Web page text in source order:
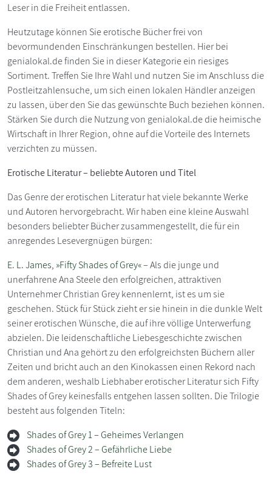
Leser in die Freiheit entlassen.
Heutzutage können Sie erotische Bücher frei von
bevormundenden Einschränkungen bestellen. Hier bei
genialokal.de finden Sie in dieser Kategorie ein riesiges
Sortiment. Treffen Sie Ihre Wahl und nutzen Sie im Anschluss die
Postleitzahlensuche, um sich einen lokalen Händler anzeigen
zu lassen, über den Sie das gewünschte Buch beziehen können.
Stärken Sie durch die Nutzung von genialokal.de die heimische
Wirtschaft in Ihrer Region, ohne auf die Vorteile des Internets
verzichten zu müssen.
Erotische Literatur – beliebte Autoren und Titel
Das Genre der erotischen Literatur hat viele bekannte Werke
und Autoren hervorgebracht. Wir haben eine kleine Auswahl
besonders beliebter Bücher zusammengestellt, die für ein
anregendes Lesevergnügen bürgen:
E. L. James, »Fifty Shades of Grey«– Als die junge und
unerfahrene Ana Steele den erfolgreichen, attraktiven
Unternehmer Christian Grey kennenlernt, ist es um sie
geschehen. Stück für Stück zieht er sie hinein in die dunkle Welt
seiner erotischen Wünsche, die auf ihre völlige Unterwerfung
abzielen. Die leidenschaftliche Liebesgeschichte zwischen
Christian und Ana gehört zu den erfolgreichsten Büchern aller
Zeiten und bricht auch an den Kinokassen einen Rekord nach
dem anderen, weshalb Liebhaber erotischer Literatur sich Fifty
Shades of Grey keinesfalls entgehen lassen sollten. Die Trilogie
besteht aus folgenden Titeln:
Shades of Grey 1 – Geheimes Verlangen
Shades of Grey 2 – Gefährliche Liebe
Shades of Grey 3 – Befreite Lust